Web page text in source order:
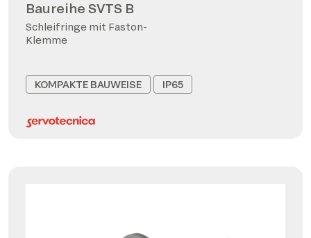
Baureihe SVTS B
Schleifringe mit Faston-
Klemme
KOMPAKTE BAUWEISE IP65